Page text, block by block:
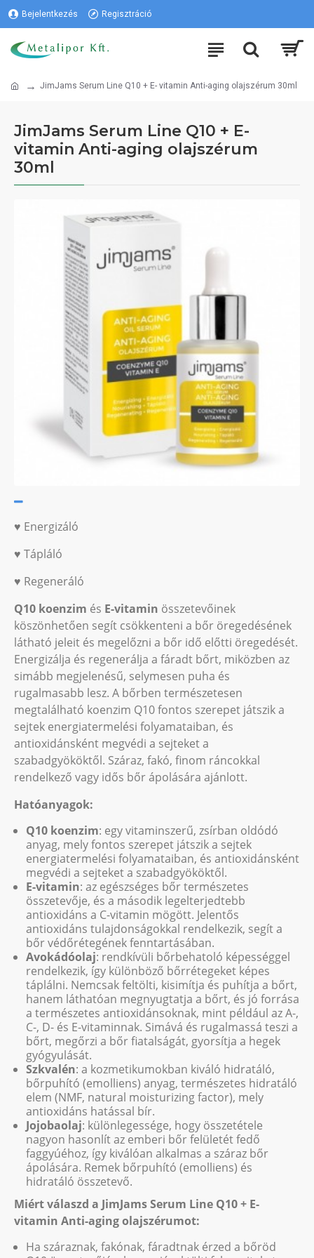
Bejelentkezés Regisztráció
JimJams Serum Line Q10 + E- vitamin Anti-aging olajszérum 30ml
JimJams Serum Line Q10 + E-
vitamin Anti-aging olajszérum
30ml
♥ Energizáló
♥ Tápláló
♥ Regeneráló
Q10 koenzim és E-vitamin összetevőinek
köszönhetően segít csökkenteni a bőr öregedésének
látható jeleit és megelőzni a bőr idő előtti öregedését.
Energizálja és regenerálja a fáradt bőrt, miközben az
simább megjelenésű, selymesen puha és
rugalmasabb lesz. A bőrben természetesen
megtalálható koenzim Q10 fontos szerepet játszik a
sejtek energiatermelési folyamataiban, és
antioxidánsként megvédi a sejteket a
szabadgyököktől. Száraz, fakó, finom ráncokkal
rendelkező vagy idős bőr ápolására ajánlott.
Hatóanyagok:
Q10 koenzim: egy vitaminszerű, zsírban oldódó
anyag, mely fontos szerepet játszik a sejtek
energiatermelési folyamataiban, és antioxidánsként
megvédi a sejteket a szabadgyököktől.
E-vitamin: az egészséges bőr természetes
összetevője, és a második legelterjedtebb
antioxidáns a C-vitamin mögött. Jelentős
antioxidáns tulajdonságokkal rendelkezik, segít a
bőr védőrétegének fenntartásában.
Avokádóolaj: rendkívüli bőrbehatoló képességgel
rendelkezik, így különböző bőrrétegeket képes
táplálni. Nemcsak feltölti, kisimítja és puhítja a bőrt,
hanem láthatóan megnyugtatja a bőrt, és jó forrása
a természetes antioxidánsoknak, mint például az A-,
C-, D- és E-vitaminnak. Simává és rugalmassá teszi a
bőrt, megőrzi a bőr fiatalságát, gyorsítja a hegek
gyógyulását.
Szkvalén: a kozmetikumokban kiváló hidratáló,
bőrpuhító (emolliens) anyag, természetes hidratáló
elem (NMF, natural moisturizing factor), mely
antioxidáns hatással bír.
Jojobaolaj: különlegessége, hogy összetétele
nagyon hasonlít az emberi bőr felületét fedő
faggyúéhoz, így kiválóan alkalmas a száraz bőr
ápolására. Remek bőrpuhító (emolliens) és
hidratáló összetevő.
Miért válaszd a JimJams Serum Line Q10 + E-
vitamin Anti-aging olajszérumot:
Ha száraznak, fakónak, fáradtnak érzed a bőröd